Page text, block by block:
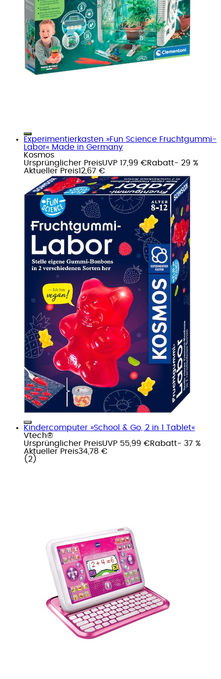
Experimentierkasten »Fun Science Fruchtgummi-
Labor« Made in Germany
Kosmos
Ursprünglicher PreisUVP 17,99 €Rabatt- 29 %
Aktueller Preis12,67 €
Kindercomputer »School & Go, 2 in 1 Tablet«
Vtech®
Ursprünglicher PreisUVP 55,99 €Rabatt- 37 %
Aktueller Preis34,78 €
( 2 )